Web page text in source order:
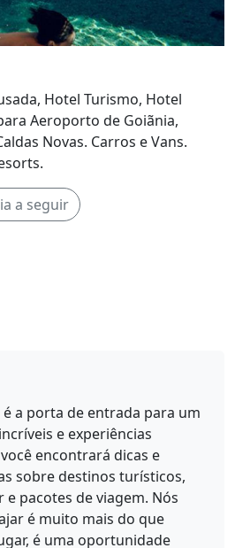
Hotel Turismo, Hotel
Aeroporto de Goiãnia,
Novas. Carros e Vans.
a seguir
é a porta de entrada para um
e experiências
encontrará dicas e
sobre destinos turísticos,
pacotes de viagem. Nós
é muito mais do que
é uma oportunidade